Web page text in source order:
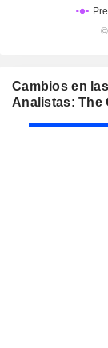
Cambios en
Analistas: The